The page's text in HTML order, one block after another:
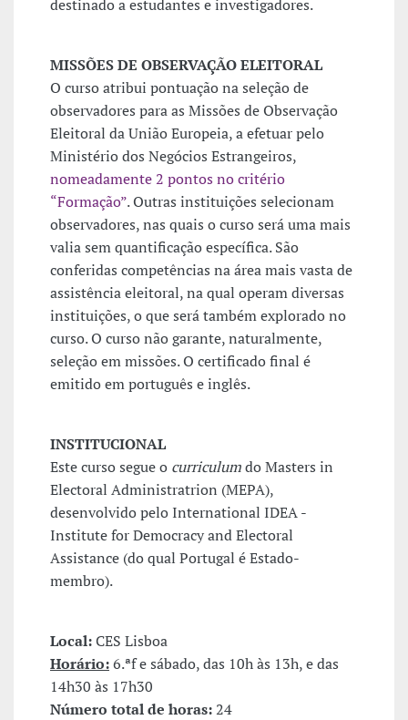
destinado a estudantes e investigadores.
MISSÕES DE OBSERVAÇÃO ELEITORAL
O curso atribui pontuação na seleção de
observadores para as Missões de Observação
Eleitoral da União Europeia, a efetuar pelo
Ministério dos Negócios Estrangeiros,
nomeadamente 2 pontos no critério
“Formação”. Outras instituições selecionam
observadores, nas quais o curso será uma mais
valia sem quantificação específica. São
conferidas competências na área mais vasta de
assistência eleitoral, na qual operam diversas
instituições, o que será também explorado no
curso. O curso não garante, naturalmente,
seleção em missões. O certificado final é
emitido em português e inglês.
INSTITUCIONAL
Este curso segue o curriculumdo Masters in
Electoral Administratrion (MEPA),
desenvolvido pelo International IDEA -
Institute for Democracy and Electoral
Assistance (do qual Portugal é Estado-
membro).
Local:CES Lisboa
Horário:6.ªf e sábado, das 10h às 13h, e das
14h30 às 17h30
Número total de horas:24